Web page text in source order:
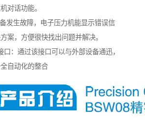
对话功能。
发生故障，电子压力机能显示错误信
案，方便很快找出问题并解决。
口：通过该接口可以与外部设备通迅，
自动化的整合